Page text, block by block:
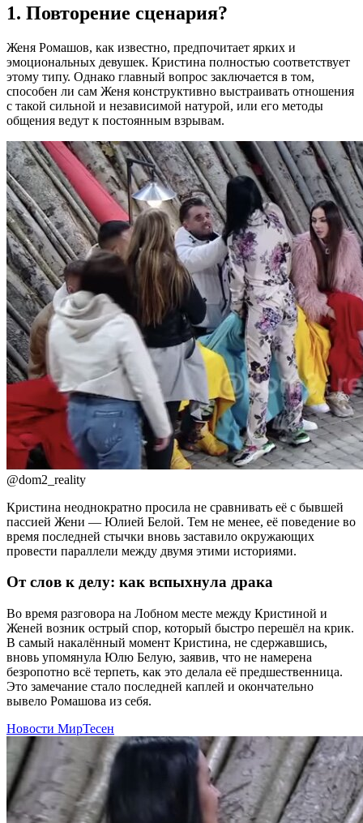
1. Повторение сценария?
Женя Ромашов, как известно, предпочитает ярких и
эмоциональных девушек. Кристина полностью соответствует
этому типу. Однако главный вопрос заключается в том,
способен ли сам Женя конструктивно выстраивать отношения
с такой сильной и независимой натурой, или его методы
общения ведут к постоянным взрывам.
@dom2_reality
Кристина неоднократно просила не сравнивать её с бывшей
пассией Жени — Юлией Белой. Тем не менее, её поведение во
время последней стычки вновь заставило окружающих
провести параллели между двумя этими историями.
От слов к делу: как вспыхнула драка
Во время разговора на Лобном месте между Кристиной и
Женей возник острый спор, который быстро перешёл на крик.
В самый накалённый момент Кристина, не сдержавшись,
вновь упомянула Юлю Белую, заявив, что не намерена
безропотно всё терпеть, как это делала её предшественница.
Это замечание стало последней каплей и окончательно
вывело Ромашова из себя.
Новости МирТесен